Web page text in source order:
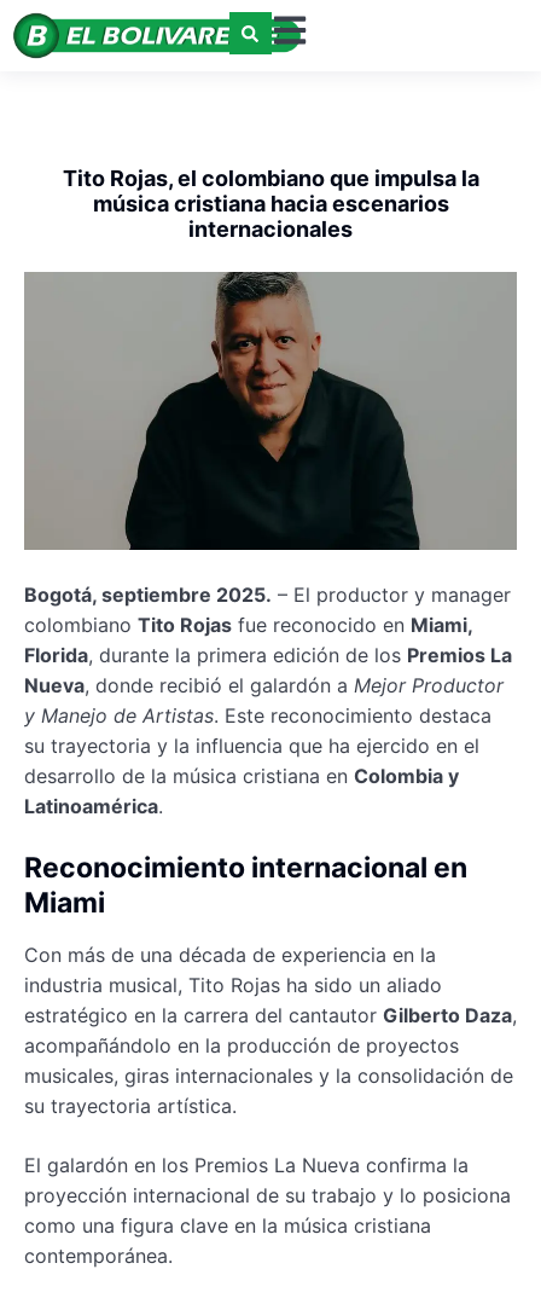
Tito Rojas, el colombiano que impulsa la
música cristiana hacia escenarios
internacionales
Bogotá, septiembre 2025. – El productor y manager
colombiano Tito Rojas fue reconocido en Miami,
Florida, durante la primera edición de los Premios La
Nueva, donde recibió el galardón a Mejor Productor
y Manejo de Artistas. Este reconocimiento destaca
su trayectoria y la influencia que ha ejercido en el
desarrollo de la música cristiana en Colombia y
Latinoamérica.
Reconocimiento internacional en
Miami
Con más de una década de experiencia en la
industria musical, Tito Rojas ha sido un aliado
estratégico en la carrera del cantautor Gilberto Daza,
acompañándolo en la producción de proyectos
musicales, giras internacionales y la consolidación de
su trayectoria artística.
El galardón en los Premios La Nueva confirma la
proyección internacional de su trabajo y lo posiciona
como una figura clave en la música cristiana
contemporánea.